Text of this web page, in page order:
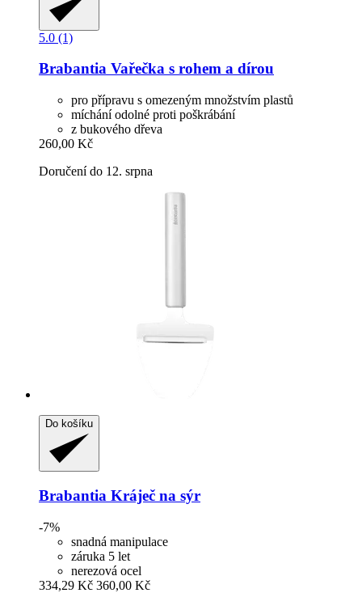
5.0 (1)
Brabantia Vařečka s rohem a dírou
pro přípravu s omezeným množstvím plastů
míchání odolné proti poškrábání
z bukového dřeva
260,00 Kč
Doručení do 12. srpna
Do košíku
Brabantia Kráječ na sýr
-7%
snadná manipulace
záruka 5 let
nerezová ocel
334,29 Kč 360,00 Kč